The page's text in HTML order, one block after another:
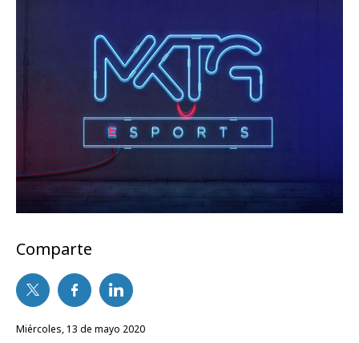
Comparte
miércoles, 13 de mayo 2020